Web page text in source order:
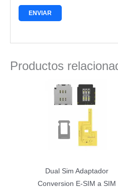
Productos
Dual Sim Adaptador
Conversion E-SIM a SIM